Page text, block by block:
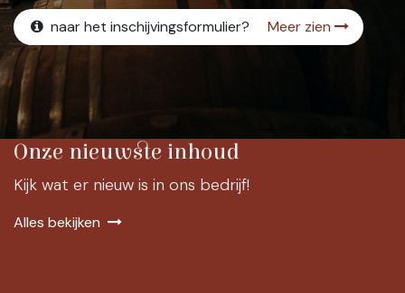
naar het inschijvingsformulier? Meer zien
Onze nieuwste inhoud
Kijk wat er nieuw is in ons bedrijf!
Alles bekijken